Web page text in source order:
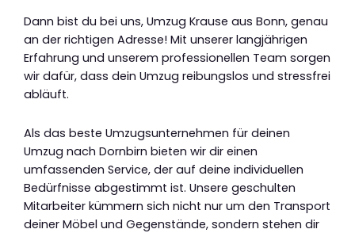
Dann bist du bei uns, Umzug Krause aus Bonn, genau
an der richtigen Adresse! Mit unserer langjährigen
Erfahrung und unserem professionellen Team sorgen
wir dafür, dass dein Umzug reibungslos und stressfrei
abläuft.
Als das beste Umzugsunternehmen für deinen
Umzug nach Dornbirn bieten wir dir einen
umfassenden Service, der auf deine individuellen
Bedürfnisse abgestimmt ist. Unsere geschulten
Mitarbeiter kümmern sich nicht nur um den Transport
deiner Möbel und Gegenstände, sondern stehen dir